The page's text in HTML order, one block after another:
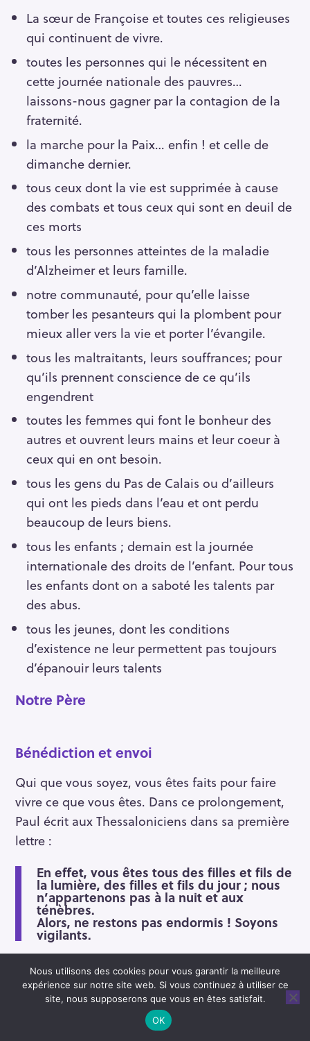
La sœur de Françoise et toutes ces religieuses
qui continuent de vivre.
toutes les personnes qui le nécessitent en
cette journée nationale des pauvres…
laissons-nous gagner par la contagion de la
fraternité.
la marche pour la Paix… enfin ! et celle de
dimanche dernier.
tous ceux dont la vie est supprimée à cause
des combats et tous ceux qui sont en deuil de
ces morts
tous les personnes atteintes de la maladie
d’Alzheimer et leurs famille.
notre communauté, pour qu’elle laisse
tomber les pesanteurs qui la plombent pour
mieux aller vers la vie et porter l’évangile.
tous les maltraitants, leurs souffrances; pour
qu’ils prennent conscience de ce qu’ils
engendrent
toutes les femmes qui font le bonheur des
autres et ouvrent leurs mains et leur coeur à
ceux qui en ont besoin.
tous les gens du Pas de Calais ou d’ailleurs
qui ont les pieds dans l’eau et ont perdu
beaucoup de leurs biens.
tous les enfants ; demain est la journée
internationale des droits de l’enfant. Pour tous
les enfants dont on a saboté les talents par
des abus.
tous les jeunes, dont les conditions
d’existence ne leur permettent pas toujours
d’épanouir leurs talents
Notre Père
Bénédiction et envoi
Qui que vous soyez, vous êtes faits pour faire
vivre ce que vous êtes. Dans ce prolongement,
Paul écrit aux Thessaloniciens dans sa première
lettre :
En effet, vous êtes tous des filles et fils de
la lumière, des filles et fils du jour ; nous
n’appartenons pas à la nuit et aux
ténèbres.
Alors, ne restons pas endormis ! Soyons
vigilants.
Nous utilisons des cookies pour vous garantir la meilleure
expérience sur notre site web. Si vous continuez à utiliser ce
site, nous supposerons que vous en êtes satisfait.
OK